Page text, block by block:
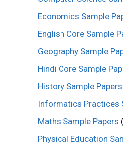
Economics Sample
English Core Sample
Geography Sample
Hindi Core Sample
History Sample Papers
Informatics Practices
Maths Sample Papers
Physical Education